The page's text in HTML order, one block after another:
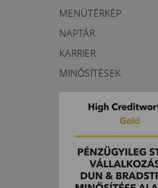
MENÜTÉRKÉP
NAPTÁR
KARRIER
MINŐSÍTÉSEK